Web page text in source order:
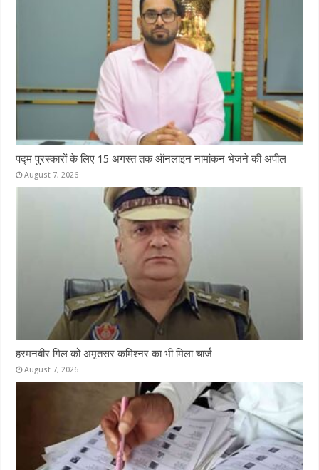
पद्म पुरस्कारों के लिए 15 अगस्त तक ऑनलाइन नामांकन भेजने की अपील
August 7, 2026
हरमनबीर गिल को अमृतसर कमिश्नर का भी मिला चार्ज
August 7, 2026